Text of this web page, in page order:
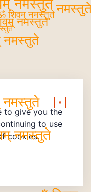
PMV STORE
to give you the
to use
cookies.
×
नमस्तुते
नमस्तुते
नमस्तुते
ॐ शिवम् नमस्तुते